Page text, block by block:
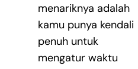
menariknya adalah
kamu punya kendali
penuh untuk
mengatur waktu